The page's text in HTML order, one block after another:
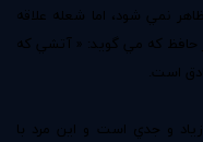
نمي شود، اما شعله علاقه
كه مي گويد: « آتشي كه
است.
و جدي است و اين مرد با